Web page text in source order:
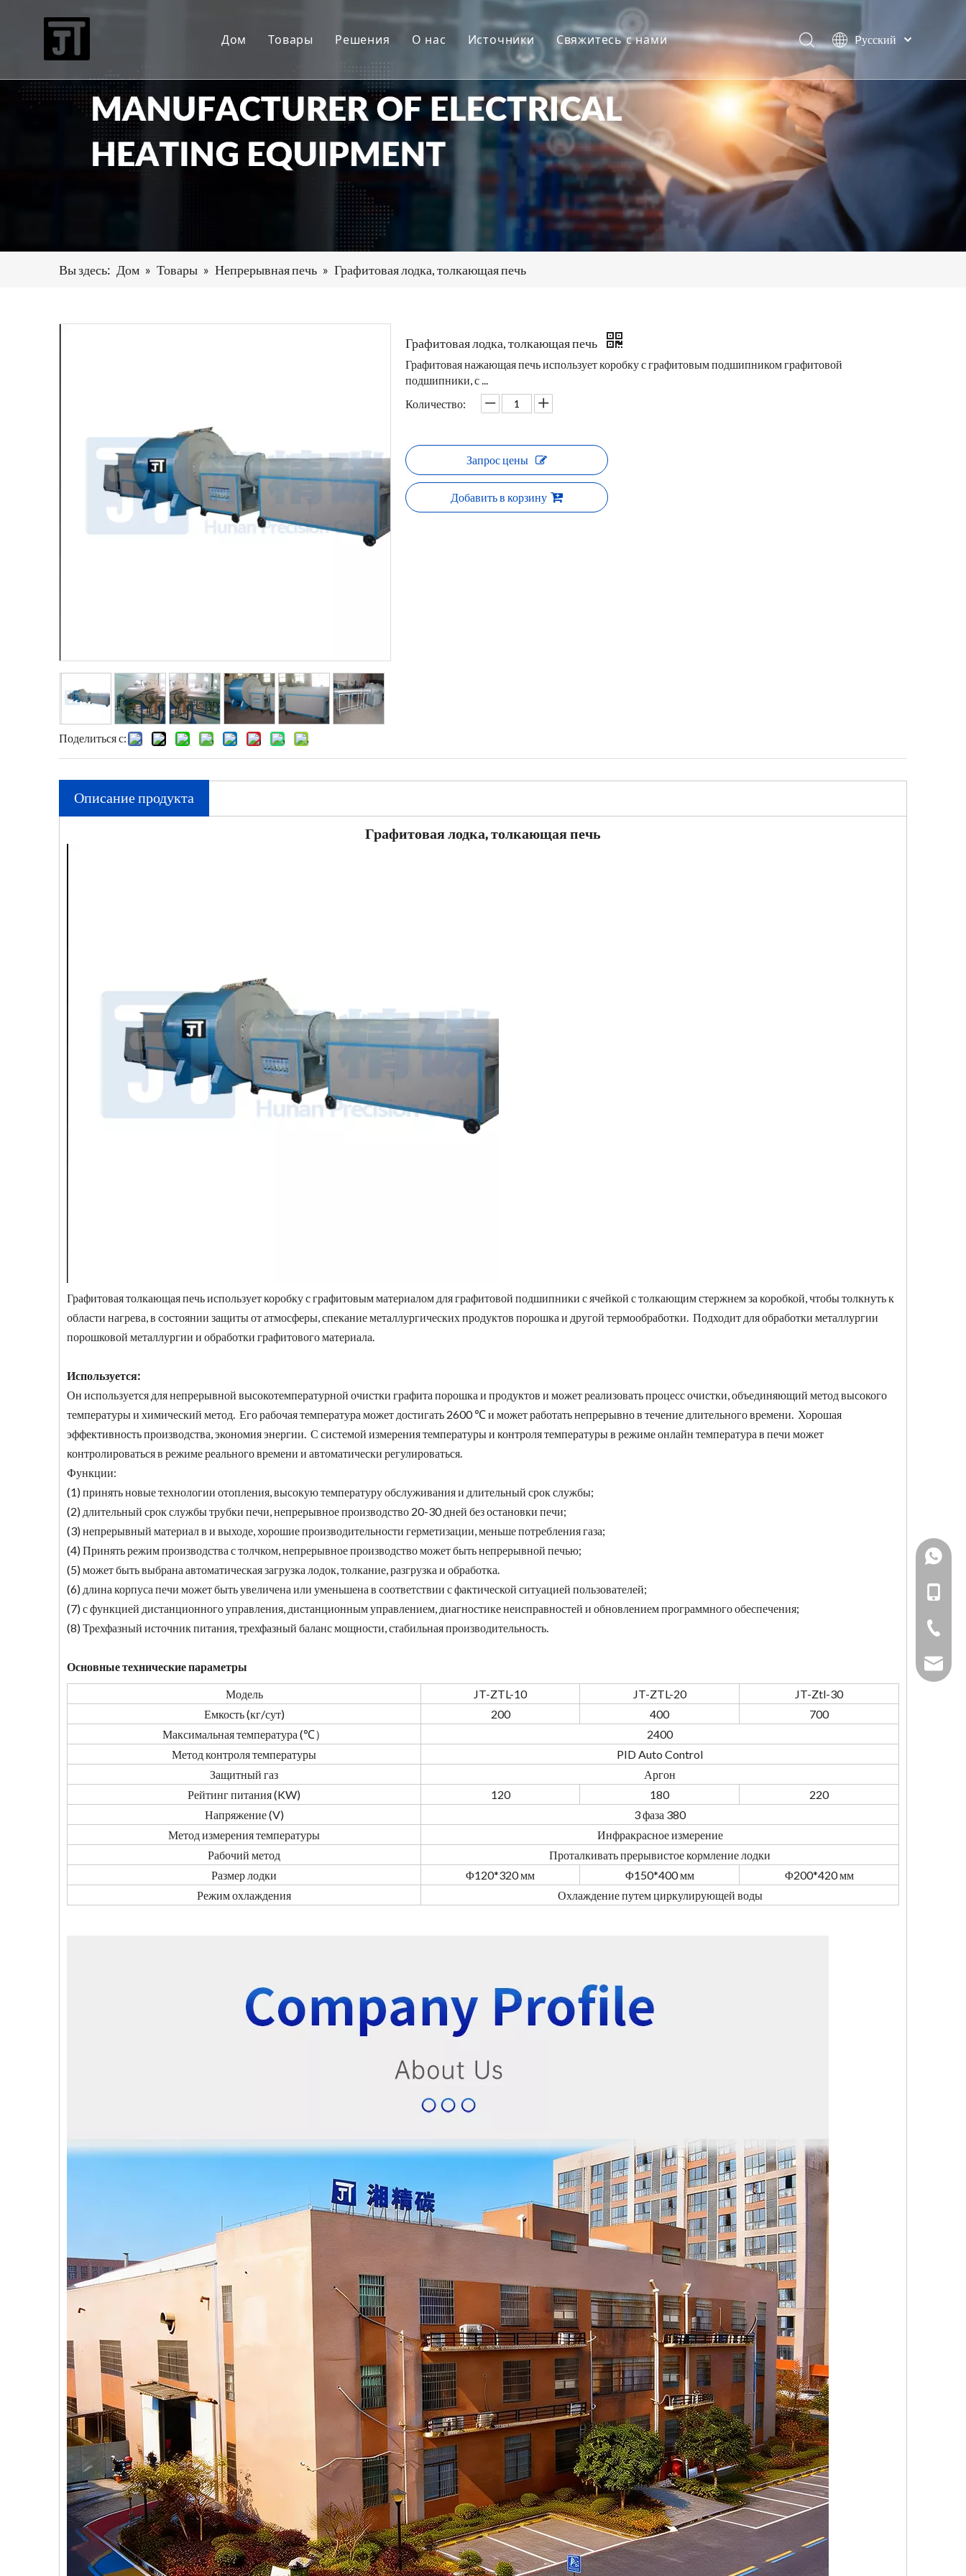
Дом Товары
Высокотемпературная печь для графитизации
Непрерывная печь
Печь для осаждения
Печь карбонизации
Оборудование для электрообогрева
Вспомогательное оборудование и аксессуары
Решения
Приложения
Проекты
О нас
Профиль компании
Послепродажное обслуживание
Источники
Новости
Сертификаты
Скачать
Свяжитесь с нами
Pусский
Deutsch
Español
Вы здесь: Дом » Товары » Непрерывная печь » Графитовая лодка, толкающая печь
Поделиться с:
Графитовая лодка, толкающая печь
Графитовая нажающая печь использует коробку с графитовым подшипником графитовой
подшипники, с ...
Количество:
Запрос цены
Добавить в корзину
Описание продукта
Графитовая лодка, толкающая печь
Графитовая толкающая печь использует коробку с графитовым материалом для графитовой подшипники с ячейкой с толкающим стержнем за коробкой, чтобы толкнуть к
области нагрева, в состоянии защиты от атмосферы, спекание металлургических продуктов порошка и другой термообработки. Подходит для обработки металлургии
порошковой металлургии и обработки графитового материала.
Используется:
Он используется для непрерывной высокотемпературной очистки графита порошка и продуктов и может реализовать процесс очистки, объединяющий метод высокого
температуры и химический метод. Его рабочая температура может достигать 2600 ℃ и может работать непрерывно в течение длительного времени. Хорошая
эффективность производства, экономия энергии. С системой измерения температуры и контроля температуры в режиме онлайн температура в печи может
контролироваться в режиме реального времени и автоматически регулироваться.
Функции:
(1) принять новые технологии отопления, высокую температуру обслуживания и длительный срок службы;
(2) длительный срок службы трубки печи, непрерывное производство 20-30 дней без остановки печи;
(3) непрерывный материал в и выходе, хорошие производительности герметизации, меньше потребления газа;
(4) Принять режим производства с толчком, непрерывное производство может быть непрерывной печью;
(5) может быть выбрана автоматическая загрузка лодок, толкание, разгрузка и обработка.
(6) длина корпуса печи может быть увеличена или уменьшена в соответствии с фактической ситуацией пользователей;
(7) с функцией дистанционного управления, дистанционным управлением, диагностике неисправностей и обновлением программного обеспечения;
(8) Трехфазный источник питания, трехфазный баланс мощности, стабильная производительность.
Основные технические параметры
Модель
JT-ZTL-10 JT-ZTL-20
JT-Ztl-30
Емкость (кг/сут)
200 400
700
Максимальная температура (℃）
2400
Метод контроля температуры
PID Auto Control
Защитный газ
Аргон
Рейтинг питания (KW)
120 180
220
Напряжение (V)
3 фаза 380
Метод измерения температуры
Инфракрасное измерение
Рабочий метод
Проталкивать прерывистое кормление лодки
Размер лодки
Φ120*320 мм Φ150*400 мм
Φ200*420 мм
Режим охлаждения
Охлаждение путем циркулирующей воды
+86-